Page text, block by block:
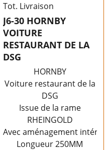
à
Tot. Livraison
J6-30 HORNBY
VOITURE
RESTAURANT DE LA
DSG
HORNBY
Voiture restaurant de la
DSG
Issue de la rame
RHEINGOLD
Avec aménagement
Longueur 250MM